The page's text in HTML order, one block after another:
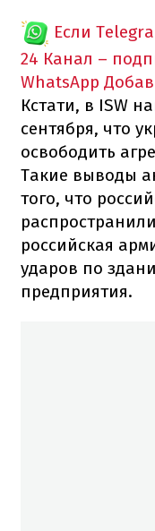
Если
24 Канал –
WhatsApp
Кстати, в ISW
сентября, что
освободить
Такие выводы
того, что
российская
ударов по
предприятия.